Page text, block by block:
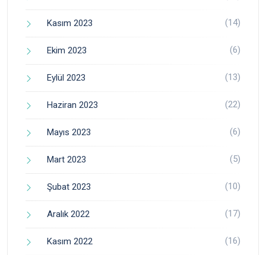
Kasım 2023 (14)
Ekim 2023 (6)
Eylül 2023 (13)
Haziran 2023 (22)
Mayıs 2023 (6)
Mart 2023 (5)
Şubat 2023 (10)
Aralık 2022 (17)
Kasım 2022 (16)